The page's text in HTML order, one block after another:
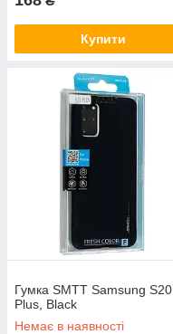
Купити
Гумка SMTT Samsung S20
Plus, Black
Немає в наявності